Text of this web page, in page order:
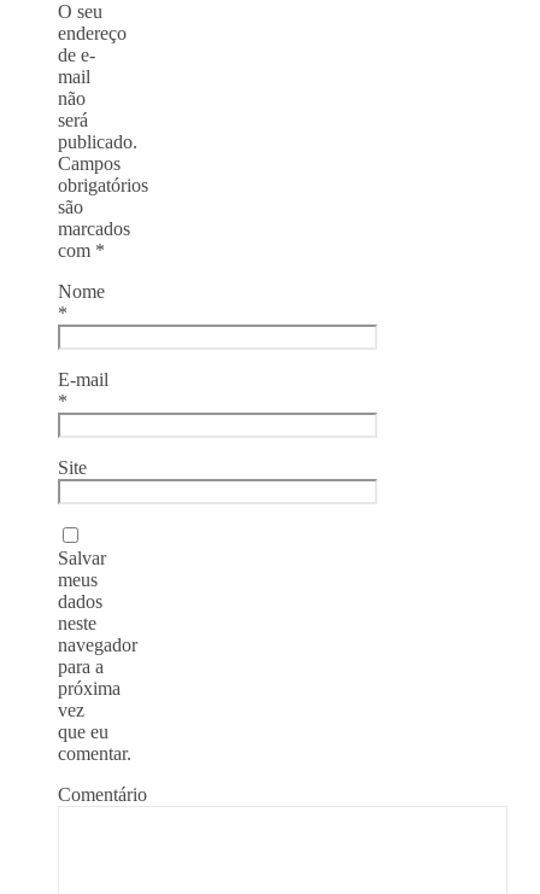
O seu
endereço
de e-
mail
não
será
publicado.
Campos
obrigatórios
são
marcados
com *
Nome
*
E-mail
*
Site
Salvar
meus
dados
neste
navegador
para a
próxima
vez
que eu
comentar.
Comentário